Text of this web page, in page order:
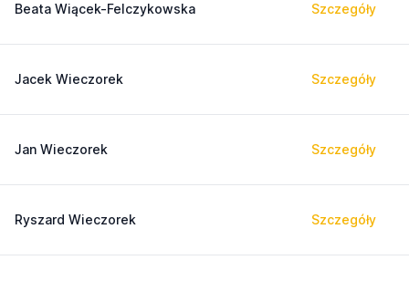
Beata Wiącek-Felczykowska Szczegóły
Jacek Wieczorek Szczegóły
Jan Wieczorek Szczegóły
Ryszard Wieczorek Szczegóły